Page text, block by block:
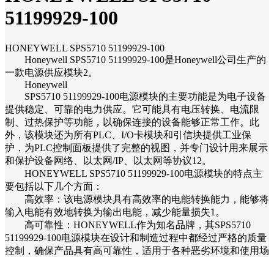
51199929-100
HONEYWELL SPS5710 51199929-100
Honeywell SPS5710 51199929-100是Honeywell公司生产的
一款电源供应模块2。
Honeywell
SPS5710 51199929-100电源模块的主要功能是为电子设备
提供稳定、可靠的电力供应。它可能具有电压转换、电流限
制、过热保护等功能，以确保连接的设备能够正常工作。此
外，该模块还为所有PLC、I/O卡模块和引信块提供工业保
护，为PLC控制面板提供了完整的视图，并专门设计用来展示
和保护设备网络、以太网/IP、以太网等协议12。
HONEYWELL SPS5710 51199929-100电源模块的特点主
要包括以下几个方面：
高效率：该电源模块具有高效率的电能转换能力，能够将
输入电能有效地转换为输出电能，减少能量损失1。
高可靠性：HONEYWELL作为知名品牌，其SPS5710
51199929-100电源模块在设计和制造过程中都经过严格的质量
控制，确保产品具有高可靠性，适用于各种恶劣环境和使用场